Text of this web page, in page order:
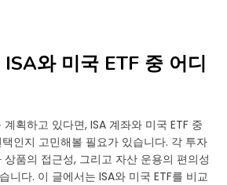
와 미국 ETF 중 어디
획하고 있다면, ISA 계좌와 미국 ETF 중
인지 고민해볼 필요가 있습니다. 각 투자
품의 접근성, 그리고 자산 운용의 편의성
니다. 이 글에서는 ISA와 미국 ETF를 비교